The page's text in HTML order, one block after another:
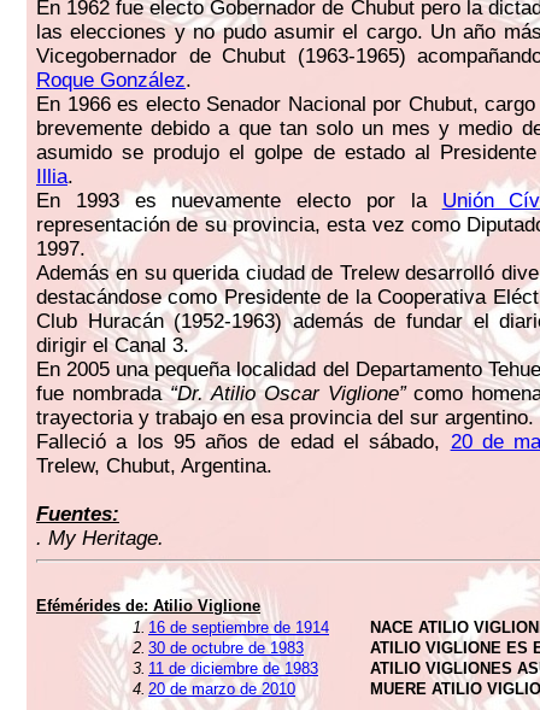
En 1962 fue electo Gobernador de Chubut pero la
las elecciones y no pudo asumir el cargo. Un año
Vicegobernador de Chubut (1963-1965)
Roque González.
En 1966 es electo Senador Nacional por Chubut,
brevemente debido a que tan solo un mes y medio
asumido se produjo el golpe de estado al
Illia.
En 1993 es nuevamente electo por la Unión
representación de su provincia, esta vez como
1997.
Además en su querida ciudad de Trelew desarrolló
destacándose como Presidente de la Cooperativa
Club Huracán (1952-1963) además de fundar el
dirigir el Canal 3.
En 2005 una pequeña localidad del Departamento
fue nombrada“Dr. Atilio Oscar Viglione”como
trayectoria y trabajo en esa provincia del sur argentino.
Falleció a los 95 años de edad el sábado, 20 de
Trelew, Chubut, Argentina.
Fuentes:
. My Heritage.
Efémérides de: Atilio Viglione
1. 16 de septiembre de 1914
NACE ATILIO
2. 30 de octubre de 1983
ATILIO VIGLIONE ES
3. 11 de diciembre de 1983
ATILIO VIGLIONES
4. 20 de marzo de 2010 MUERE ATILIO